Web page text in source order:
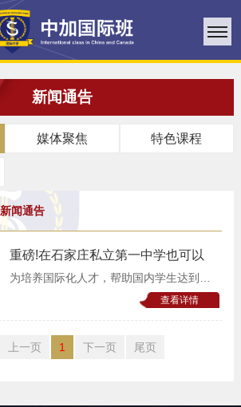
新闻通告
媒体聚焦 特色课程
新闻通告
重磅!在石家庄私立第一中学也可以
为培养国际化人才，帮助国内学生达到申
请海外名校的资格，石家庄私立第一中学
与加拿大林顿学院(安省)，不经过任何中
介，双方直接签署中外合作办学协议，设
立加拿大林顿
查看详情
上一页 1 下一页 尾页